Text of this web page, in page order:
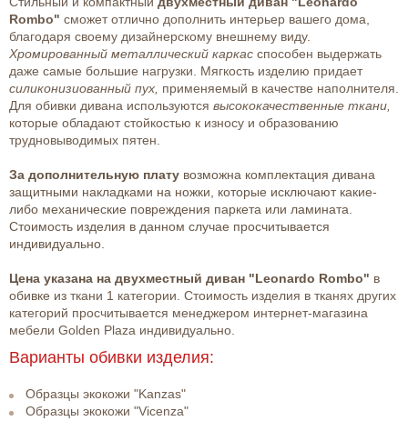
Rombo" сможет отлично дополнить интерьер вашего дома,
благодаря своему дизайнерскому внешнему виду.
Хромированный металлический каркас способен выдержать
даже самые большие нагрузки. Мягкость изделию придает
силиконизиованный пух, применяемый в качестве наполнителя.
Для обивки дивана используются высококачественные ткани,
которые обладают стойкостью к износу и образованию
трудновыводимых пятен.
За дополнительную плату возможна комплектация дивана
защитными накладками на ножки, которые исключают какие-
либо механические повреждения паркета или ламината.
Стоимость изделия в данном случае просчитывается
индивидуально.
Цена указана на двухместный диван "Leonardo Rombo" в
обивке из ткани 1 категории. Стоимость изделия в тканях других
категорий просчитывается менеджером интернет-магазина
мебели Golden Plaza индивидуально.
Варианты обивки изделия:
Образцы экокожи "Kanzas"
Образцы экокожи "Vicenza"